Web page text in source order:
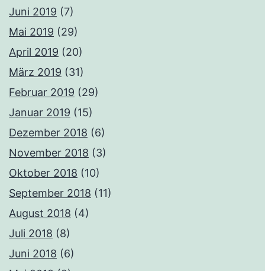
Juni 2019 (7)
Mai 2019 (29)
April 2019 (20)
März 2019 (31)
Februar 2019 (29)
Januar 2019 (15)
Dezember 2018 (6)
November 2018 (3)
Oktober 2018 (10)
September 2018 (11)
August 2018 (4)
Juli 2018 (8)
Juni 2018 (6)